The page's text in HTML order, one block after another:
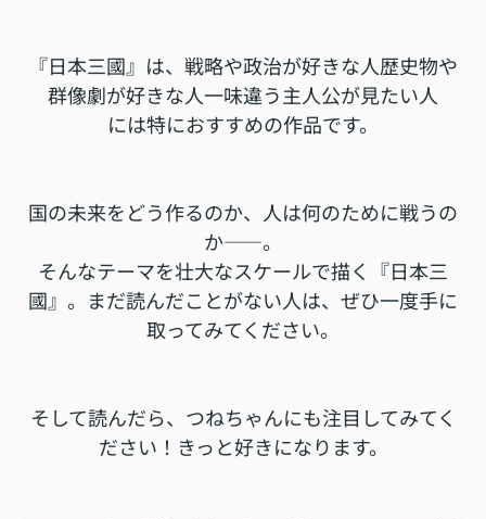
『日本三國』は、 戦略や政治が好きな人歴史物や
群像劇が好きな人一味違う主人公が見たい人
には特におすすめの作品です。
国の未来をどう作るのか、人は何のために戦うの
か――。
そんなテーマを壮大なスケールで描く『日本三
國』。まだ読んだことがない人は、ぜひ一度手に
取ってみてください。
そして読んだら、つねちゃんにも注目してみてく
ださい！きっと好きになります。